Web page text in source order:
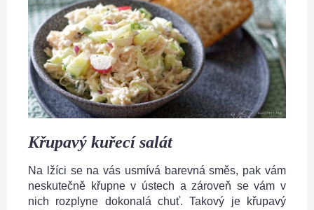
Křupavý kuřecí salát
Na lžíci se na vás usmívá barevná směs, pak vám
neskutečně křupne v ústech a zároveň se vám v
nich rozplyne dokonalá chuť. Takový je křupavý